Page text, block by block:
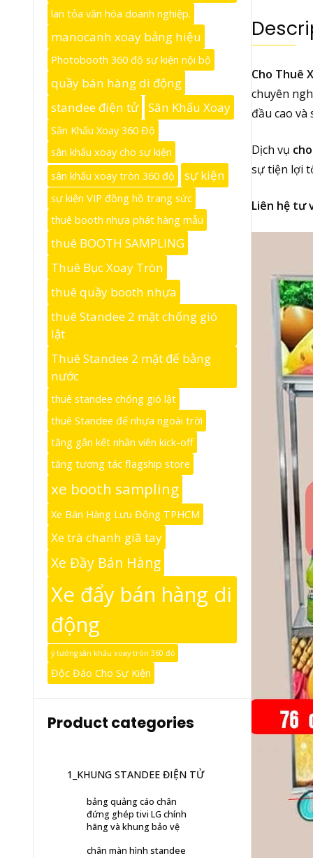
Cho Thuê
chuyên
đầu cao
Dịch vụ
sự tiện lợi
Liên hệ tư
lan tỏa văn hóa doanh nghiệp.
manocanh xoay bảng hiệu
Photobooth 360 độ sự kiện nội bộ
quầy bán hàng di động
standee điện tử
Sân Khấu Xoay
Sân Khấu Xoay 360 Độ
sân khấu xoay cho sự kiện
sân khấu xoay tròn 360 độ
sự kiện
sự kiện VIP đồng hồ trang sức
thuê booth nhựa phát hàng mẫu
thuê BOOTH SAMPLING
Thuê Bục Xoay Tròn
thuê quầy booth nhựa
thuê Standee 2 mặt chống gió
lật
Thuê Standee 2 mặt đế bằng
nước
thuê standee chống gió lật
thuê Standee đế nhựa ngoài trời
tăng gắn kết nhân viên kick-off
tăng tương tác flagship store
xe booth sampling
Xe Bán Hàng Lưu Động TPHCM
Xe trà chanh giã tay
Xe Đầy Bán Hàng
Xe đẩy bán hàng di
động
ý tưởng sân khấu xoay tròn 360 độ
Độc Đáo Cho Sự Kiện
Product categories
1_KHUNG STANDEE ĐIỆN TỬ
bảng quảng cáo chân
đứng ghép tivi LG chính
hãng và khung bảo vệ
chân màn hình standee